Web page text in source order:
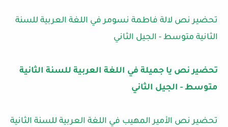
تحضير نص لالة فاطمة نسومر في اللغة العربية للسنة
الثانية متوسط - الجيل الثاني
تحضير نص يا جميلة في اللغة العربية للسنة الثانية
متوسط - الجيل الثاني
تحضير نص الأمير المهيب في اللغة العربية للسنة الثانية